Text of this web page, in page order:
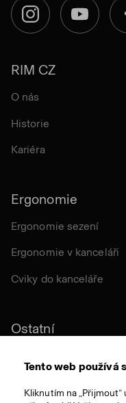
InstagramYouTube
RIM CZ
O nás
Historie
Kariéra
Ergonomie
Ergonomie sezení
Ergonomie v kanceláři
Cviky do kanceláře
Ostatní
Tento web používá
Kliknutím na